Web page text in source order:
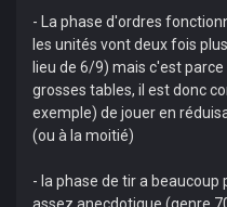
- La phase d'ordres
les unités vont deux fois
lieu de 6/9) mais c'est
grosses tables, il est donc
exemple) de jouer en
(ou à la moitié)
- la phase de tir a beaucoup
assez anecdotique (genre